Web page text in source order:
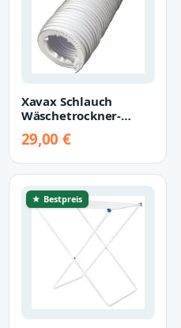
Xavax Schlauch
Wäschetrockner-
Abluftschlauch, 4 m
29,00 €
★ Bestpreis